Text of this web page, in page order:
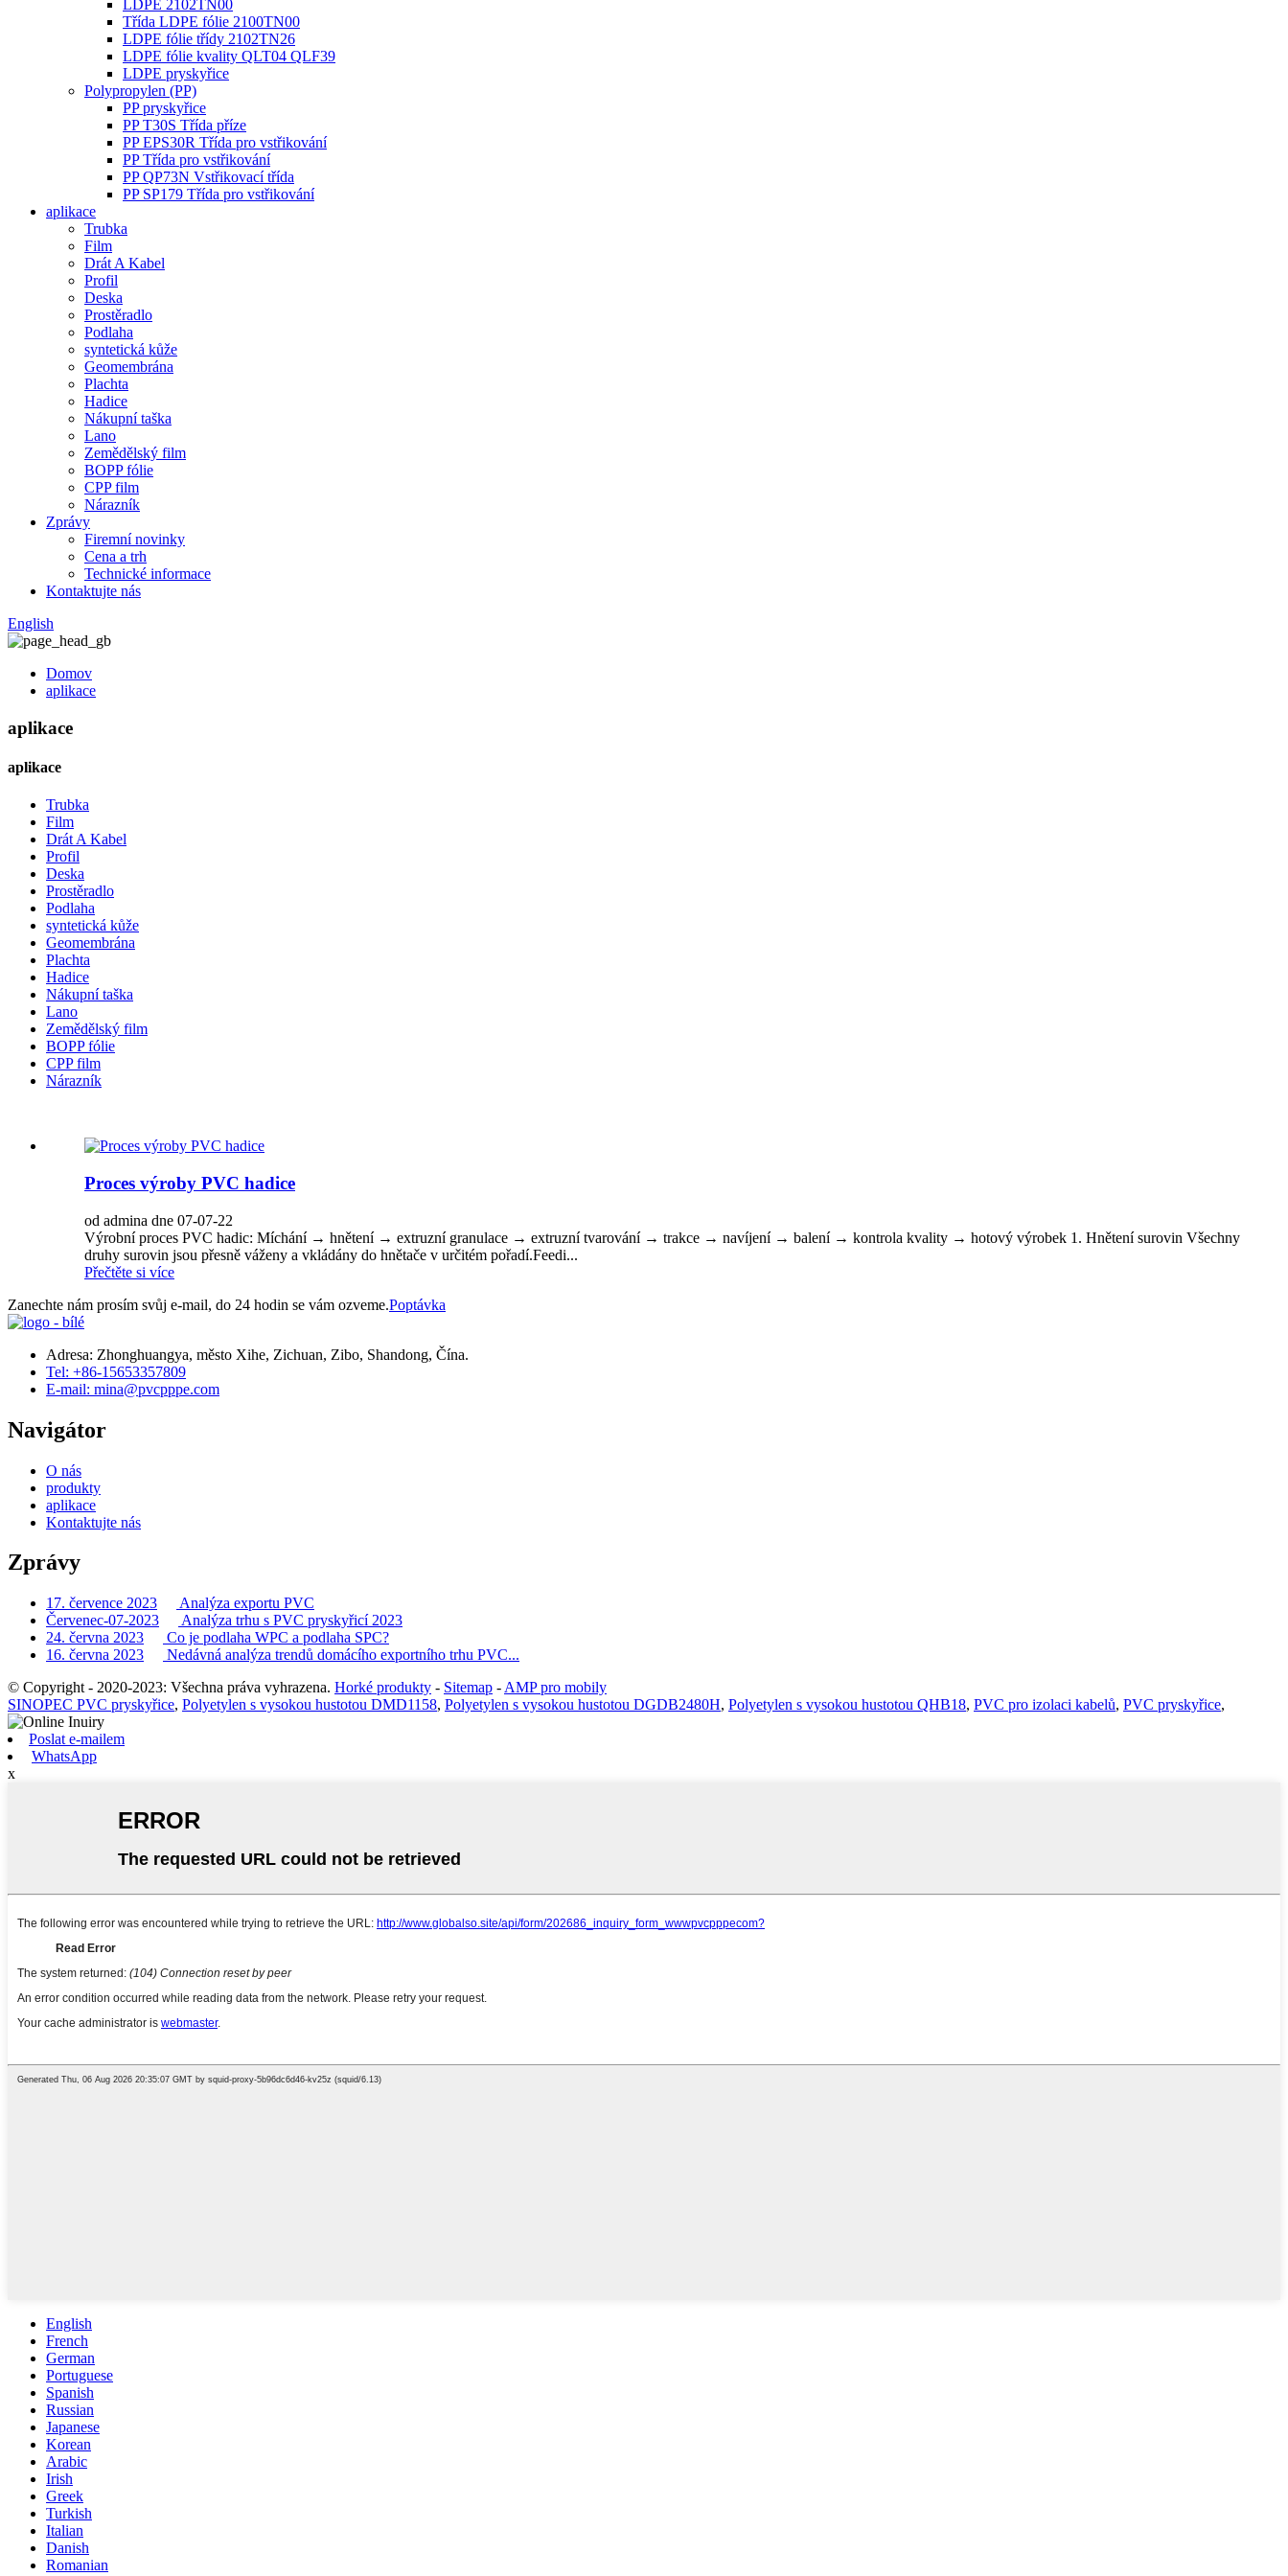
LDPE 2102TN00
Třída LDPE fólie 2100TN00
LDPE fólie třídy 2102TN26
LDPE fólie kvality QLT04 QLF39
LDPE pryskyřice
Polypropylen (PP)
PP pryskyřice
PP T30S Třída příze
PP EPS30R Třída pro vstřikování
PP Třída pro vstřikování
PP QP73N Vstřikovací třída
PP SP179 Třída pro vstřikování
aplikace
Trubka
Film
Drát A Kabel
Profil
Deska
Prostěradlo
Podlaha
syntetická kůže
Geomembrána
Plachta
Hadice
Nákupní taška
Lano
Zemědělský film
BOPP fólie
CPP film
Nárazník
Zprávy
Firemní novinky
Cena a trh
Technické informace
Kontaktujte nás
English
Domov
aplikace
aplikace
aplikace
Trubka
Film
Drát A Kabel
Profil
Deska
Prostěradlo
Podlaha
syntetická kůže
Geomembrána
Plachta
Hadice
Nákupní taška
Lano
Zemědělský film
BOPP fólie
CPP film
Nárazník
Proces výroby PVC hadice
od admina dne 07-07-22
Výrobní proces PVC hadic: Míchání → hnětení → extruzní granulace → extruzní tvarování → trakce → navíjení → balení → kontrola kvality → hotový výrobek 1. Hnětení surovin Všechny
druhy surovin jsou přesně váženy a vkládány do hnětače v určitém pořadí.Feedi...
Přečtěte si více
Zanechte nám prosím svůj e-mail, do 24 hodin se vám ozveme.Poptávka
Adresa: Zhonghuangya, město Xihe, Zichuan, Zibo, Shandong, Čína.
Tel: +86-15653357809
E-mail: mina@pvcpppe.com
Navigátor
O nás
produkty
aplikace
Kontaktujte nás
Zprávy
17. července 2023
Analýza exportu PVC
Červenec-07-2023
Analýza trhu s PVC pryskyřicí 2023
24. června 2023
Co je podlaha WPC a podlaha SPC?
16. června 2023
Nedávná analýza trendů domácího exportního trhu PVC...
© Copyright - 2020-2023: Všechna práva vyhrazena. Horké produkty - Sitemap - AMP pro mobily
SINOPEC PVC pryskyřice, Polyetylen s vysokou hustotou DMD1158, Polyetylen s vysokou hustotou DGDB2480H, Polyetylen s vysokou hustotou QHB18, PVC pro izolaci kabelů, PVC pryskyřice,
Poslat e-mailem
WhatsApp
x
English
French
German
Portuguese
Spanish
Russian
Japanese
Korean
Arabic
Irish
Greek
Turkish
Italian
Danish
Romanian